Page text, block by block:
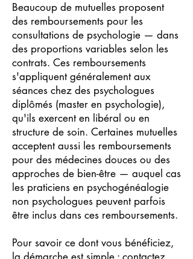
Beaucoup de mutuelles proposent
des remboursements pour les
consultations de psychologie — dans
des proportions variables selon les
contrats. Ces remboursements
s'appliquent généralement aux
séances chez des psychologues
diplômés (master en psychologie),
qu'ils exercent en libéral ou en
structure de soin. Certaines mutuelles
acceptent aussi les remboursements
pour des médecines douces ou des
approches de bien-être — auquel cas
les praticiens en psychogénéalogie
non psychologues peuvent parfois
être inclus dans ces remboursements.
Pour savoir ce dont vous bénéficiez,